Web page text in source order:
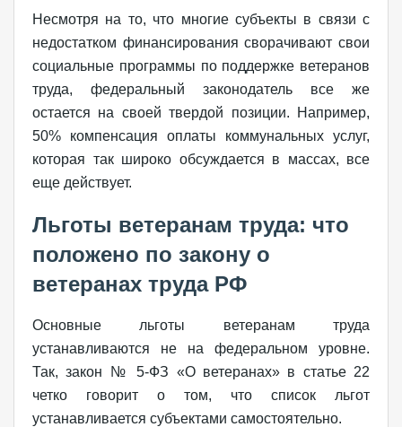
Несмотря на то, что многие субъекты в связи с
недостатком финансирования сворачивают свои
социальные программы по поддержке ветеранов
труда, федеральный законодатель все же
остается на своей твердой позиции. Например,
50% компенсация оплаты коммунальных услуг,
которая так широко обсуждается в массах, все
еще действует.
Льготы ветеранам труда: что
положено по закону о
ветеранах труда РФ
Основные льготы ветеранам труда
устанавливаются не на федеральном уровне.
Так, закон № 5-ФЗ «О ветеранах» в статье 22
четко говорит о том, что список льгот
устанавливается субъектами самостоятельно.